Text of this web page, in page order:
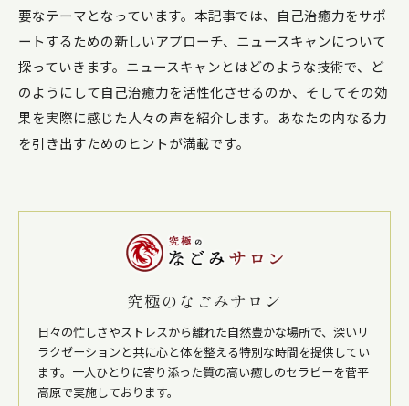
要なテーマとなっています。本記事では、自己治癒力をサポ
ートするための新しいアプローチ、ニュースキャンについて
探っていきます。ニュースキャンとはどのような技術で、ど
のようにして自己治癒力を活性化させるのか、そしてその効
果を実際に感じた人々の声を紹介します。あなたの内なる力
を引き出すためのヒントが満載です。
究極のなごみサロン
日々の忙しさやストレスから離れた自然豊かな場所で、深いリ
ラクゼーションと共に心と体を整える特別な時間を提供してい
ます。一人ひとりに寄り添った質の高い癒しのセラピーを菅平
高原で実施しております。